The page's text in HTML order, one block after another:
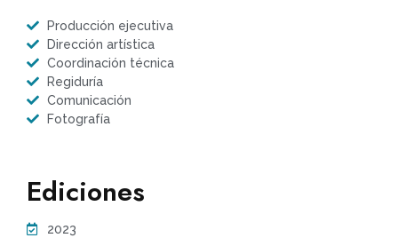
Producción ejecutiva
Dirección artística
Coordinación técnica
Regiduría
Comunicación
Fotografía
Ediciones
2023